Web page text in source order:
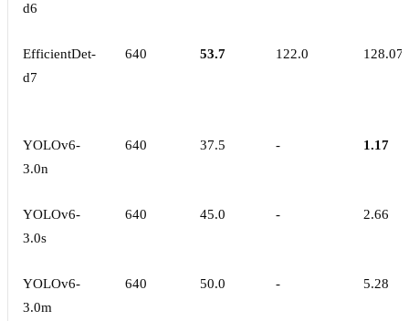
d6
EfficientDet-
d7
640 53.7 122.0 128.07
YOLOv6-
3.0n
640 37.5 - 1.17
YOLOv6-
3.0s
640 45.0 - 2.66
YOLOv6-
3.0m
640 50.0 - 5.28